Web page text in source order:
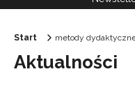
Start metody
Aktualności